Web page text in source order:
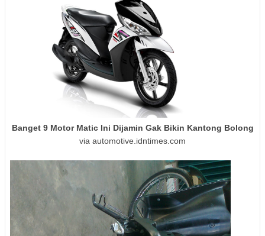
Banget 9 Motor Matic Ini Dijamin Gak Bikin Kantong Bolong
via automotive.idntimes.com